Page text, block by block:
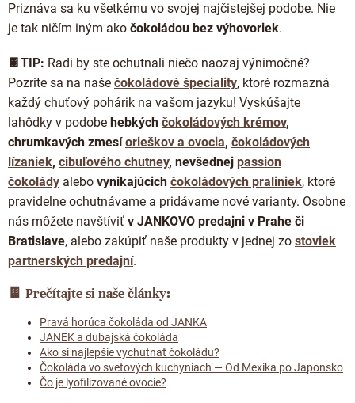
Priznáva sa ku všetkému vo svojej najčistejšej podobe. Nie
je tak ničím iným ako čokoládou bez výhovoriek.
🍫TIP: Radi by ste ochutnali niečo naozaj výnimočné?
Pozrite sa na naše čokoládové špeciality, ktoré rozmazná
každý chuťový pohárik na vašom jazyku! Vyskúšajte
lahôdky v podobe hebkých čokoládových krémov,
chrumkavých zmesíorieškov a ovocia, čokoládových
lízaniek, cibuľového chutney, nevšednej passion
čokolády alebo vynikajúcich čokoládových praliniek, ktoré
pravidelne ochutnávame a pridávame nové varianty. Osobne
nás môžete navštíviť v JANKOVO predajni v Prahe či
Bratislave, alebo zakúpiť naše produkty v jednej zo stoviek
partnerských predajní.
🍫 Prečítajte si naše články:
Pravá horúca čokoláda od JANKA
JANEK a dubajská čokoláda
Ako si najlepšie vychutnať čokoládu?
Čokoláda vo svetových kuchyniach — Od Mexika po Japonsko
Čo je lyofilizované ovocie?